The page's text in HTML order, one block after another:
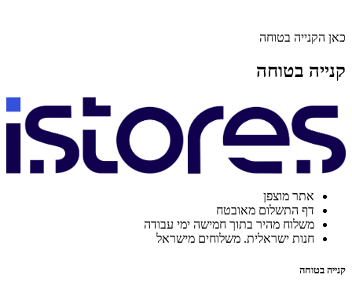
כאן הקנייה בטוחה
קנייה בטוחה
אתר מוצפן
דף התשלום מאובטח
משלוח מהיר בתוך חמישה ימי עבודה
חנות ישראלית. משלוחים מישראל
קנייה בטוחה